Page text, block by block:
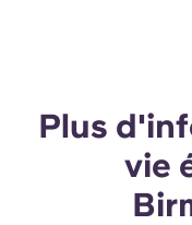
Plus
vie